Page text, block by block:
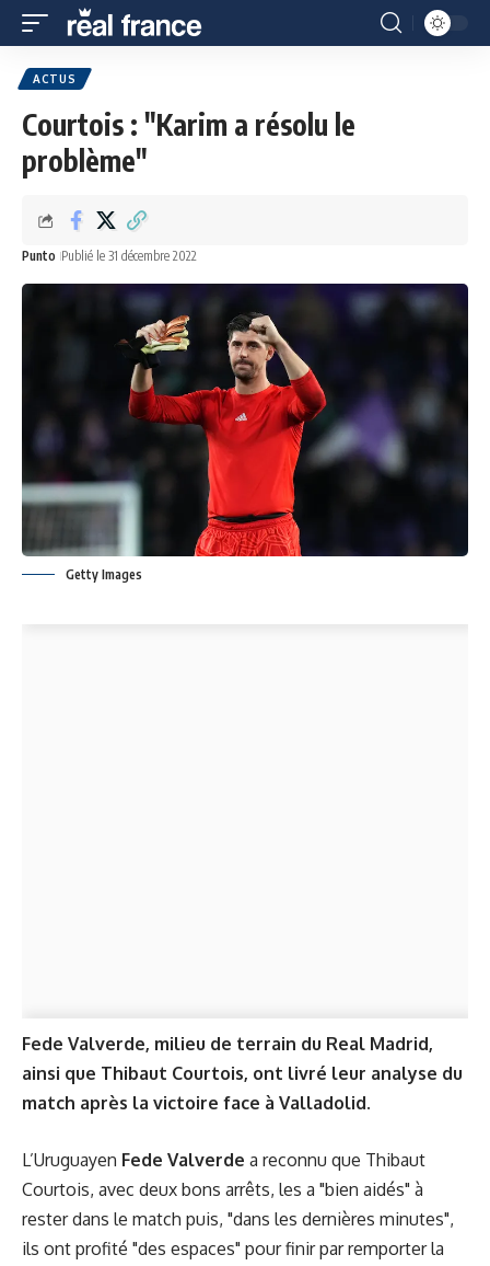
ACTUS
Courtois : "Karim a résolu le
problème"
Punto Publié le 31 décembre 2022
Getty Images
Fede Valverde, milieu de terrain du Real Madrid,
ainsi que Thibaut Courtois, ont livré leur analyse du
match après la victoire face à Valladolid.
L’Uruguayen Fede Valverde a reconnu que Thibaut
Courtois, avec deux bons arrêts, les a "bien aidés" à
rester dans le match puis, "dans les dernières minutes",
ils ont profité "des espaces" pour finir par remporter la